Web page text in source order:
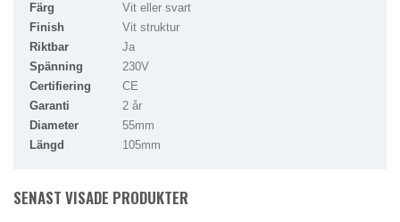
Färg
Vit eller svart
Finish
Vit struktur
Riktbar
Ja
Spänning
230V
Certifiering
CE
Garanti
2 år
Diameter
55mm
Längd
105mm
SENAST VISADE PRODUKTER